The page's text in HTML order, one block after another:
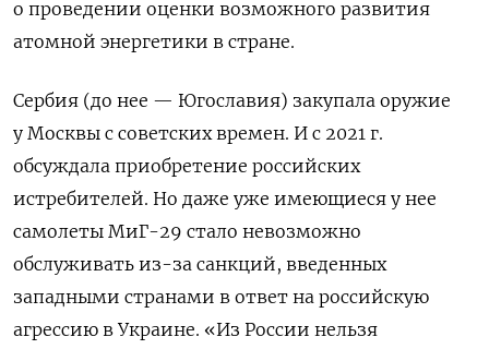
о проведении оценки возможного развития
атомной энергетики в стране.
Сербия (до нее — Югославия) закупала оружие
у Москвы с советских времен. И с 2021 г.
обсуждала приобретение российских
истребителей. Но даже уже имеющиеся у нее
самолеты МиГ-29 стало невозможно
обслуживать из-за санкций, введенных
западными странами в ответ на российскую
агрессию в Украине. «Из России нельзя